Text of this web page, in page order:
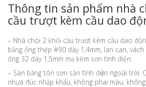
Thông tin sản phẩm nhà
cầu trượt kèm cầu dao
– Nhà chòi 2 khối cầu trượt kèm cầu dao
bằng ống thép #90 dày 1,4mm, lan can,
ống 32 dày 1,5mm mạ kẽm sơn tĩnh điện.
– Sàn bằng tôn sơn sần tĩnh điện ngoài trời.
nhựa đúc nhập khẩu, không phai màu,